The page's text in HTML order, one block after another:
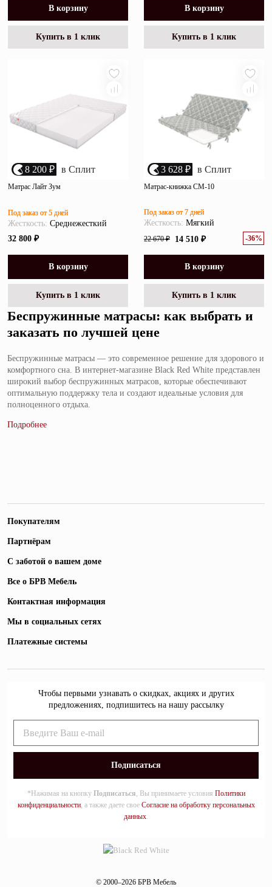
Дизайнерам и архитекторам
Обратный звонок
В корзину
Купить в 1 клик
В корзину
Купить в 1 клик
8 200 ₽ в Сплит
Матрас Лайт Зум
32 800 ₽
Под заказ от 5 дней
Жесткость: Среднежесткий
В корзину
Купить в 1 клик
3 628 ₽ в Сплит
Матрас-книжка СМ-10
22 670 ₽ 14 510 ₽ -36%
Под заказ от 7 дней
Жесткость: Мягкий
В корзину
Купить в 1 клик
Беспружинные матрасы: как выбрать и
заказать по лучшей цене
Беспружинные матрасы — это современное решение для здорового и
комфортного сна. В интернет-магазине Black Red White представлен
широкий выбор беспружинных матрасов, которые обеспечивают
оптимальную поддержку тела и создают идеальные условия для
полноценного отдыха.
Покупателям
Партнёрам
С заботой о вашем доме
Все о БРВ Мебель
Контактная информация
Мы в социальных сетях
Платежные системы
Чтобы первыми узнавать о скидках, акциях и других
предложениях, подпишитесь на нашу рассылку
*Нажимая на кнопку Подписаться, Вы принимаете условия Политики
конфиденциальности, а также даете свое Согласие на обработку персональных
данных.
© 2000–2026 БРВ Мебель